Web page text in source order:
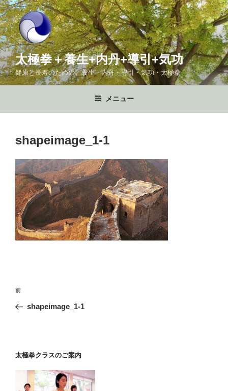
コ
ン
テ
ン
ツ
へ
ス
プ
太極拳＋養生+内丹+導引+気功
健康と長寿のための、養生・内丹・導引・気功・太極拳
メニュー
shapeimage_1-1
投
ナ
ー
ョ
前
の
前
shapeimage_1-1
太極拳クラスのご案内